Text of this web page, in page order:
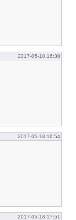
2017-05-18 16:30
2017-05-18 16:54
2017-05-18 17:51